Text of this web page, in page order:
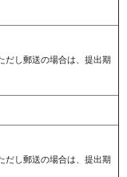
だし郵送の場合は、提出期
だし郵送の場合は、提出期